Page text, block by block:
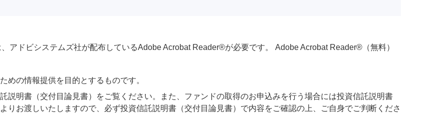
アドビシステムズ社が配布しているAdobe Acrobat Reader®が必要です。 Adobe Acrobat Reader®（無料）
めの情報提供を目的とするものです。
説明書（交付目論見書）をご覧ください。また、ファンドの取得のお申込みを行う場合には投資信託説明書
りお渡しいたしますので、必ず投資信託説明書（交付目論見書）で内容をご確認の上、ご自身でご判断くださ